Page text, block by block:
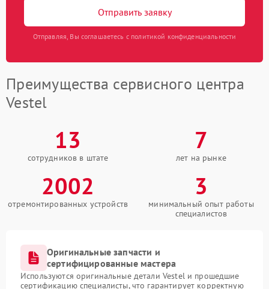
Отправить заявку
Отправляя, Вы соглашаетесь с политикой конфиденциальности
Преимущества сервисного центра
Vestel
13
сотрудников в штате
7
лет на рынке
2002
отремонтированных устройств
3
минимальный опыт работы
специалистов
Оригинальные запчасти и
сертифицированные мастера
Используются оригинальные детали Vestel и прошедшие
сертификацию специалисты, что гарантирует корректную